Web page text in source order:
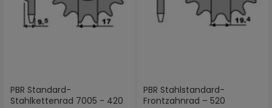
PBR Standard-
Stahlkettenrad 7005 - 420
PBR Stahlstandard-
Frontzahnrad – 520